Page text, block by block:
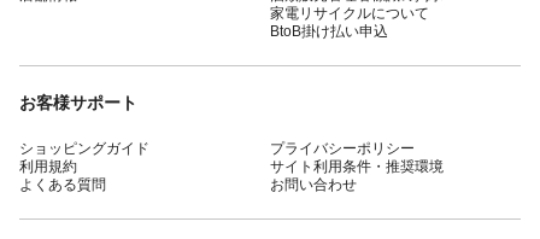
家電リサイクルについて
BtoB掛け払い申込
お客様サポート
ショッピングガイド
利用規約
よくある質問
プライバシーポリシー
サイト利用条件・推奨環境
お問い合わせ